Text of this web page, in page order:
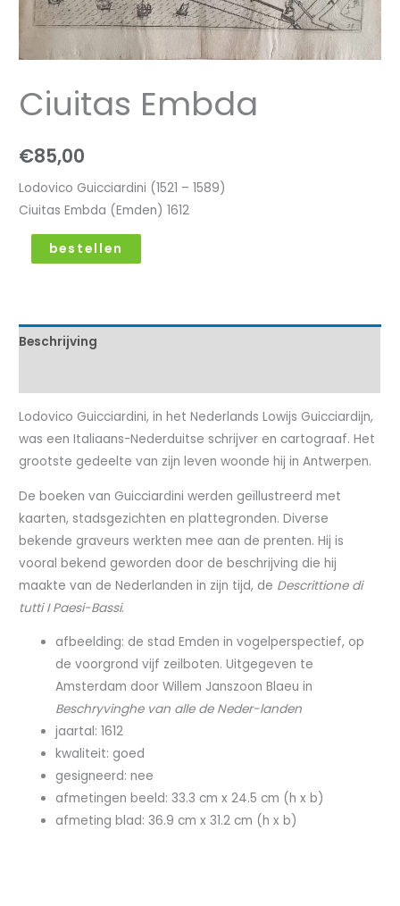
Ciuitas Embda
€85,00
Lodovico Guicciardini (1521 – 1589)
Ciuitas Embda (Emden) 1612
bestellen
Beschrijving
Lodovico Guicciardini, in het Nederlands Lowijs Guicciardijn,
was een Italiaans-Nederduitse schrijver en cartograaf. Het
grootste gedeelte van zijn leven woonde hij in Antwerpen.
De boeken van Guicciardini werden geïllustreerd met
kaarten, stadsgezichten en plattegronden. Diverse
bekende graveurs werkten mee aan de prenten. Hij is
vooral bekend geworden door de beschrijving die hij
maakte van de Nederlanden in zijn tijd, de Descrittione di
tutti I Paesi-Bassi.
afbeelding: de stad Emden in vogelperspectief, op
de voorgrond vijf zeilboten. Uitgegeven te
Amsterdam door Willem Janszoon Blaeu in
Beschryvinghe van alle de Neder-landen
jaartal: 1612
kwaliteit: goed
gesigneerd: nee
afmetingen beeld: 33.3 cm x 24.5 cm (h x b)
afmeting blad: 36.9 cm x 31.2 cm (h x b)